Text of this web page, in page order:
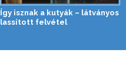
Így isznak a kutyák – látványos
lassított felvétel